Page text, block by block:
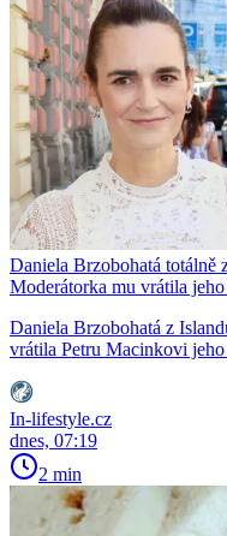
Daniela Brzobohatá totálně
Moderátorka mu vrátila
Daniela Brzobohatá z
vrátila Petru Macinkovi
In-lifestyle.cz
dnes, 07:19
2 min